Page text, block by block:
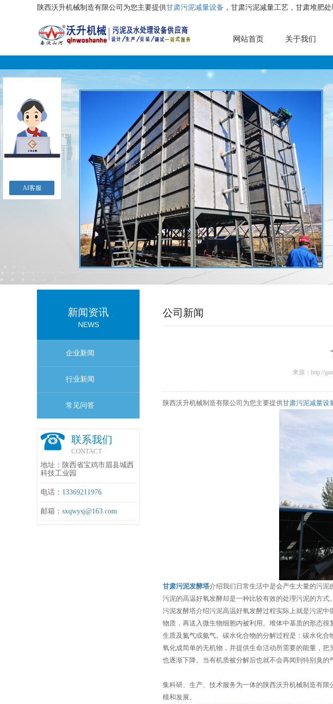
陕西沃升机械制造有限公司为您主要提供甘肃污泥减量设备 ，甘肃污泥减量工艺，甘肃堆肥
网站首页 关于我们
新闻资讯
NEWS
企业新闻
行业新闻
常见问答
联系我们
CONTACT
地址：陕西省宝鸡市眉县城西
科技工业园
电话： 13369211976
邮箱： sxqwysj@163.com
公司新闻
来源：http://
陕西沃升机械制造有限公司为您主要提供甘肃污泥减量设
甘肃污泥发酵塔介绍我们日常生活中是会产生大量的污
污泥的高温好氧发酵却是一种比较有效的处理污泥的方式
污泥发酵塔介绍污泥高温好氧发酵过程实际上就是污泥
物质，再送入微生物细胞内被利用。堆体中基质的形态
生质及氮气或氨气。碳水化合物的分解过程是：碳水化
氧化成简单的无机物，并提供生命活动所需要的能量，
也逐渐下降。当有机质被分解后也就不会再闻到特别臭的
集科研、生产、技术服务为一体的陕西沃升机械制造有
模和发展。
AI客服